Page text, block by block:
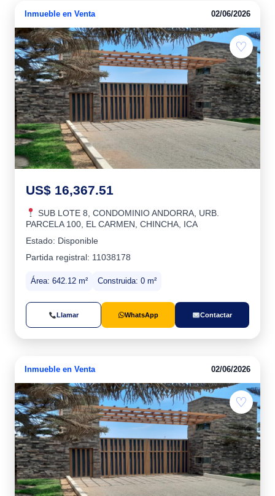
Inmueble en Venta 02/06/2026
♡
US$ 16,367.51
SUB LOTE 8, CONDOMINIO ANDORRA, URB.
PARCELA 100, EL CARMEN, CHINCHA, ICA
Estado: Disponible
Partida registral: 11038178
Área: 642.12 m² Construida: 0 m²
Llamar WhatsApp Contactar
Inmueble en Venta 02/06/2026
♡